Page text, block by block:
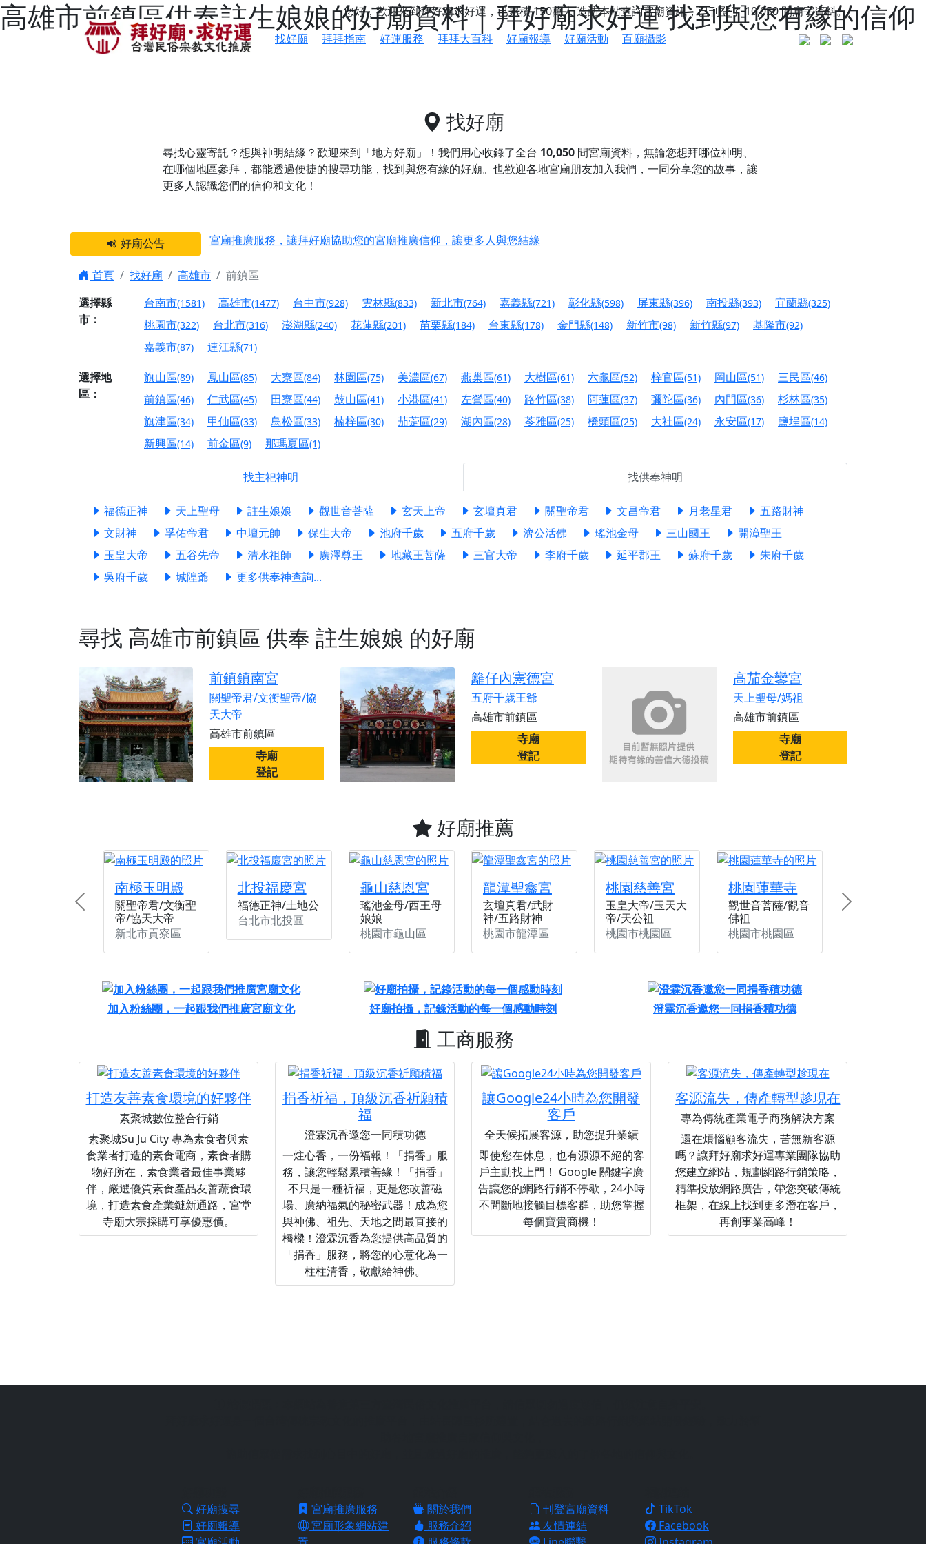
高雄市前鎮區供奉註生娘娘的好廟資料｜拜好廟求好運 找到與您有緣的信仰
您好，歡迎來到拜好廟求好運，已累積150萬人造訪本站查詢宮廟資訊，已刊登了10,050間廟宇資料。
找好廟
拜拜指南 好運服務 拜拜大百科 好廟報導 好廟活動 百廟攝影
找好廟
尋找心靈寄託？想與神明結緣？歡迎來到「地方好廟」！我們用心收錄了全台 10,050 間宮廟資料，無論您想拜哪位神明、
在哪個地區參拜，都能透過便捷的搜尋功能，找到與您有緣的好廟。 也歡迎各地宮廟朋友加入我們，一同分享您的故事，讓
更多人認識您們的信仰和文化！
好廟公告
宮廟推廣服務，讓拜好廟協助您的宮廟推廣信仰，讓更多人與您結緣
之旅」！
【台北北投 唭哩岸慈生宮】慶讚中元普渡法會，誠摯邀請您一同參與，為自己與家人累積福德、祈求平安好運
【屏東縣獅子鄉 楓港清華山聖天宮】驪山母娘聖誕暨中元普渡大法會，誠邀十方善信大德，一同回到母娘慈悲座前，祈福納祥、慎
終追遠、廣植福田
【桃園市 桃園蓮華寺】盂蘭盆中元報恩法會，這場法會不只是超薦與普渡，更是一份對祖先的感恩、對親人的思念，也是為家人祈
願平安順遂的慈悲心意。
【桃園龜山 慈恩宮】丙午年梁皇寶懺法會，一念虔誠禮寶懺，一分懺悔植福田，誠邀十方善信大德共同參與。
【新北貢寮 南極玉明殿】中元普渡大法會，誠摯歡迎十方善信大德隨喜贊普，為祖先親眷祈求安息，也為自身與家人累積福德、種
下善緣。
是「超級加倍」！
【台北北投 福慶宮】慶讚中元普渡法會，誠摯邀請十方善信大德，一同回到北投土地公埔，祈願闔家平安、地方祥和、福運綿長。
【桃園龜山 慈恩宮】瑤池金母聖誕祝壽盛典，邀請十方善信大德蒞臨參香祝壽，同沐母娘慈光，共祈平安吉祥
【桃園龜山 慈恩宮】丙午年慶讚中元普渡法會，正是讓我們用善念與功德，迴向冥陽兩利、闔家平安的殊勝因緣。
【新北八里 紫德宮】丙午年中元普渡讚普超薦法會，普施眾生・慎終追遠・廣植福田
【台北北投金虎爺會】父親節陪爸爸一起闖關趣，邀請大小朋友一起留下珍貴的家庭回憶
【新北八里 紫德宮】父親節奉茶感恩活動，一杯茶，一份心意；一句感謝，一生難忘。
【桃園新屋 深圳玄天宮】農曆七月擴大犒軍科儀，吉祥月不只有普渡祈福，也有一份感謝守護的虔誠心意
【桃園新屋 深圳玄天宮】七娘媽聖誕祝壽慶典，誠摯邀請十方善信大德攜家帶眷前來參香，共同向七娘媽祝壽祈福
【桃園慈善宮(天公廟)】虎爺元帥 開光大典，祈求虎爺神威護持，庇佑闔家平安、財運亨通、事業順遂、百邪退散。
歡迎友廟長官、小編加入我們LINE官方帳號，讓我們協助您的廟宇推廣。
歡迎信眾分享您前往廟宇的參拜體驗，推廣您的信仰
首頁 找好廟 高雄市
前鎮區
選擇縣
市：
台南市(1581) 高雄市(1477) 台中市(928) 雲林縣(833) 新北市(764) 嘉義縣(721) 彰化縣(598) 屏東縣(396) 南投縣(393) 宜蘭縣(325)
桃園市(322) 台北市(316) 澎湖縣(240) 花蓮縣(201) 苗栗縣(184) 台東縣(178) 金門縣(148) 新竹市(98) 新竹縣(97) 基隆市(92)
嘉義市(87) 連江縣(71)
選擇地
區：
旗山區(89) 鳳山區(85) 大寮區(84) 林園區(75) 美濃區(67) 燕巢區(61) 大樹區(61) 六龜區(52) 梓官區(51) 岡山區(51) 三民區(46)
前鎮區(46) 仁武區(45) 田寮區(44) 鼓山區(41) 小港區(41) 左營區(40) 路竹區(38) 阿蓮區(37) 彌陀區(36) 內門區(36) 杉林區(35)
旗津區(34) 甲仙區(33) 鳥松區(33) 楠梓區(30) 茄萣區(29) 湖內區(28) 苓雅區(25) 橋頭區(25) 大社區(24) 永安區(17) 鹽埕區(14)
新興區(14) 前金區(9) 那瑪夏區(1)
找主祀神明 找供奉神明
福德正神 天上聖母 註生娘娘 觀世音菩薩 玄天上帝 玄壇真君 關聖帝君 文昌帝君 月老星君
五路財神
文財神
孚佑帝君 中壇元帥 保生大帝 池府千歲 五府千歲 濟公活佛 瑤池金母 三山國王
開漳聖王
玉皇大帝
五谷先帝 清水祖師 廣澤尊王 地藏王菩薩 三官大帝 李府千歲 延平郡王 蘇府千歲
朱府千歲
吳府千歲
城隍爺 更多供奉神查詢...
尋找 高雄市前鎮區 供奉 註生娘娘 的好廟
前鎮鎮南宮
關聖帝君/文衡聖帝/協
天大帝
高雄市前鎮區
寺廟
登記
籬仔內憲德宮
五府千歲王爺
高雄市前鎮區
寺廟
登記
高茄金鑾宮
天上聖母/媽祖
高雄市前鎮區
寺廟
登記
好廟推薦
南極玉明殿
關聖帝君/文衡聖
帝/協天大帝
新北市貢寮區
北投福慶宮
福德正神/土地公
台北市北投區
龜山慈恩宮
瑤池金母/西王母
娘娘
桃園市龜山區
龍潭聖鑫宮
玄壇真君/武財
神/五路財神
桃園市龍潭區
桃園慈善宮
玉皇大帝/玉天大
帝/天公祖
桃園市桃園區
桃園蓮華寺
觀世音菩薩/觀音
佛祖
桃園市桃園區
Previous Next
加入粉絲團，一起跟我們推廣宮廟文化 好廟拍攝，記錄活動的每一個感動時刻 澄霖沉香邀您一同捐香積功德
工商服務
打造友善素食環境的好夥伴
素聚城數位整合行銷
素聚城Su Ju City 專為素食者與素
食業者打造的素食電商，素食者購
物好所在，素食業者最佳事業夥
伴，嚴選優質素食產品友善蔬食環
境，打造素食產業鏈新通路，宮堂
寺廟大宗採購可享優惠價。
捐香祈福，頂級沉香祈願積
福
澄霖沉香邀您一同積功德
一炷心香，一份福報！「捐香」服
務，讓您輕鬆累積善緣！「捐香」
不只是一種祈福，更是您改善磁
場、廣納福氣的秘密武器！成為您
與神佛、祖先、天地之間最直接的
橋樑！澄霖沉香為您提供高品質的
「捐香」服務，將您的心意化為一
柱柱清香，敬獻給神佛。
讓Google24小時為您開發
客戶
全天候拓展客源，助您提升業績
即使您在休息，也有源源不絕的客
戶主動找上門！ Google 關鍵字廣
告讓您的網路行銷不停歇，24小時
不間斷地接觸目標客群，助您掌握
每個寶貴商機！
客源流失，傳產轉型趁現在
專為傳統產業電子商務解決方案
還在煩惱顧客流失，苦無新客源
嗎？讓拜好廟求好運專業團隊協助
您建立網站，規劃網路行銷策略，
精準投放網路廣告，帶您突破傳統
框架，在線上找到更多潛在客戶，
再創事業高峰！
好廟搜尋
好廟報導
宮廟推廣服務
宮廟形象網站建
關於我們
服務介紹
刊登宮廟資料
友情連結
TikTok
Facebook